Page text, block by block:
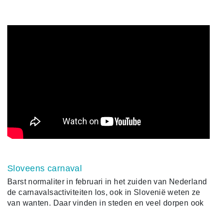
Sloveens carnaval
Barst normaliter in februari in het zuiden van Nederland
de carnavalsactiviteiten los, ook in Slovenië weten ze
van wanten. Daar vinden in steden en veel dorpen ook